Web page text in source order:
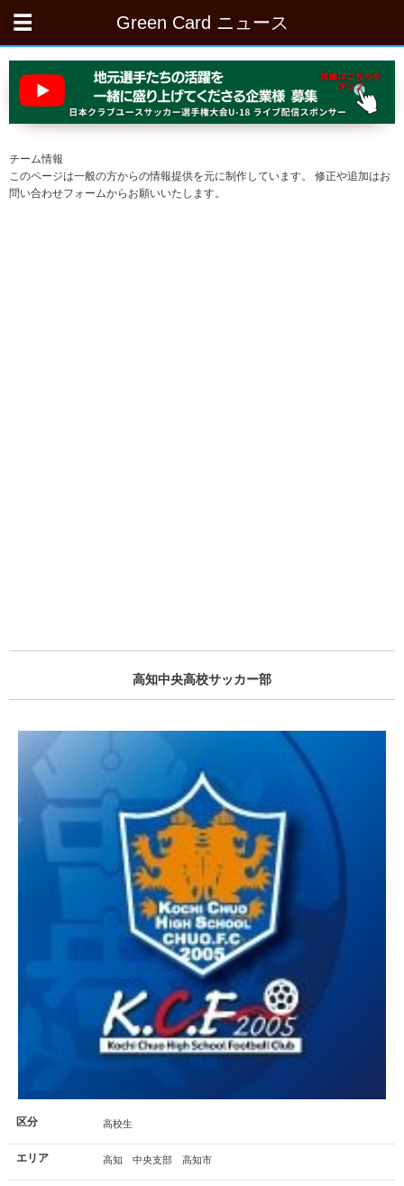
Green Card ニュース
チーム情報
このページは一般の方からの情報提供を元に制作しています。 修正や追加はお
問い合わせフォームからお願いいたします。
高知中央高校サッカー部
区分 高校生
エリア 高知 中央支部 高知市